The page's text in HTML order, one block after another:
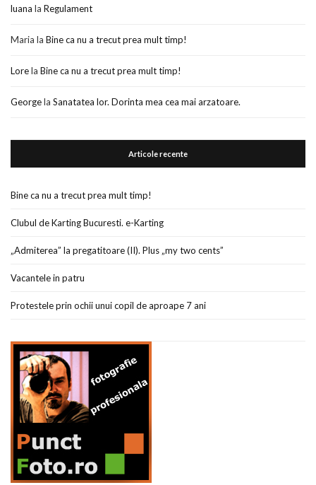
luana la Regulament
Maria la Bine ca nu a trecut prea mult timp!
Lorela Bine ca nu a trecut prea mult timp!
Georgela Sanatatea lor. Dorinta mea cea mai arzatoare.
Articole recente
Bine ca nu a trecut prea mult timp!
Clubul de Karting Bucuresti. e-Karting
„Admiterea” la pregatitoare (II). Plus „my two cents”
Vacantele in patru
Protestele prin ochii unui copil de aproape 7 ani